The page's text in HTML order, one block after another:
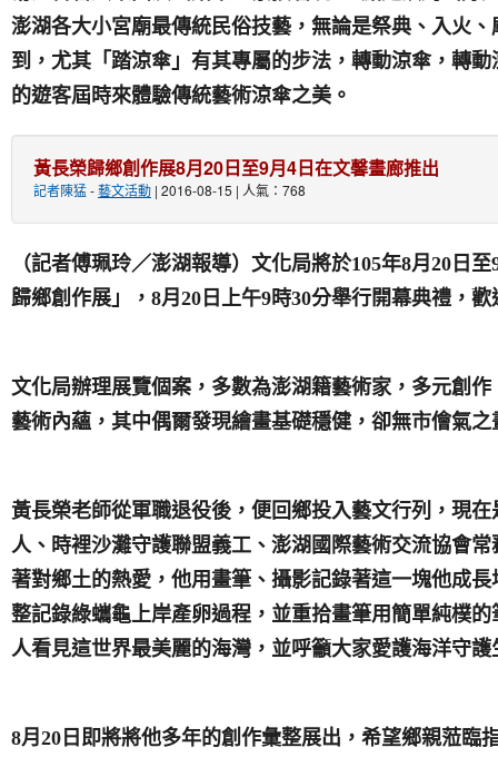
澎湖各大小宮廟最傳統民俗技藝，無論是祭典、入火
到，尤其「踏涼傘」有其專屬的步法，轉動涼傘，轉
的遊客屆時來體驗傳統藝術涼傘之美。
黃長榮歸鄉創作展8月20日至9月4日在文馨畫廊推出
記者陳猛-藝文活動 | 2016-08-15 | 人氣：768
（記者傅珮玲／澎湖報導）文化局將於105年8月 20 日至
歸鄉創作展」， 8月 20 日上午9時30分舉行開幕典禮，
文化局辦理展覽個案，多數為澎湖籍藝術家，多元創
藝術內蘊，其中偶爾發現繪畫基礎穩健，卻無市儈氣
黃長榮老師從軍職退役後，便回鄉投入藝文行列，現
人、時裡沙灘守護聯盟義工、澎湖國際藝術交流協會
著對鄉土的熱愛，他用畫筆、攝影記錄著這一塊他成
整記錄綠蠵龜上岸產卵過程，並重拾畫筆用簡單純樸
人看見這世界最美麗的海灣，並呼籲大家愛護海洋守
8月 20 日 即將將他多年的創作彙整展出，希望鄉親蒞臨